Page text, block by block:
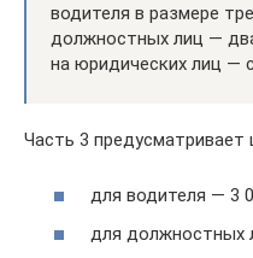
водителя в размере
должностных лиц —
на юридических лиц —
Часть 3
для водителя — 3
для должностных